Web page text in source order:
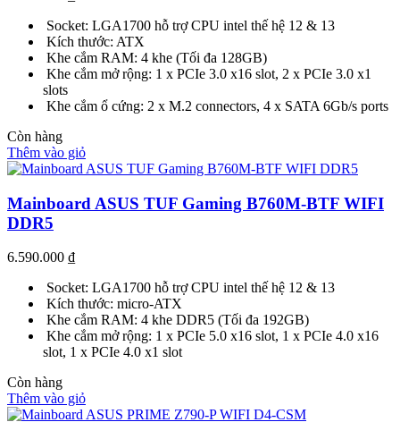
Socket: LGA1700 hỗ trợ CPU intel thế hệ 12 & 13
Kích thước: ATX
Khe cắm RAM: 4 khe (Tối đa 128GB)
Khe cắm mở rộng: 1 x PCIe 3.0 x16 slot, 2 x PCIe 3.0 x1
slots
Khe cắm ổ cứng: 2 x M.2 connectors, 4 x SATA 6Gb/s ports
Còn hàng
Thêm vào giỏ
Mainboard ASUS TUF Gaming B760M-BTF WIFI
DDR5
6.590.000 ₫
Socket: LGA1700 hỗ trợ CPU intel thế hệ 12 & 13
Kích thước: micro-ATX
Khe cắm RAM: 4 khe DDR5 (Tối đa 192GB)
Khe cắm mở rộng: 1 x PCIe 5.0 x16 slot, 1 x PCIe 4.0 x16
slot, 1 x PCIe 4.0 x1 slot
Còn hàng
Thêm vào giỏ